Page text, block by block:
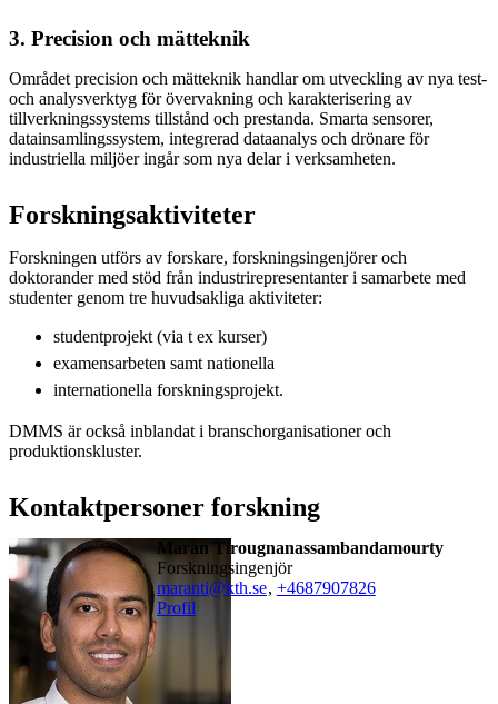
3. Precision och mätteknik
Området precision och mätteknik handlar om utveckling av nya test-
och analysverktyg för övervakning och karakterisering av
tillverkningssystems tillstånd och prestanda. Smarta sensorer,
datainsamlingssystem, integrerad dataanalys och drönare för
industriella miljöer ingår som nya delar i verksamheten.
Forskningsaktiviteter
Forskningen utförs av forskare, forskningsingenjörer och
doktorander med stöd från industrirepresentanter i samarbete med
studenter genom tre huvudsakliga aktiviteter:
studentprojekt (via t ex kurser)
examensarbeten samt nationella
internationella forskningsprojekt.
DMMS är också inblandat i branschorganisationer och
produktionskluster.
Kontaktpersoner forskning
Maran Tirougnanassambandamourty
forskningsingenjör
maranti@kth.se, +4687907826
Profil